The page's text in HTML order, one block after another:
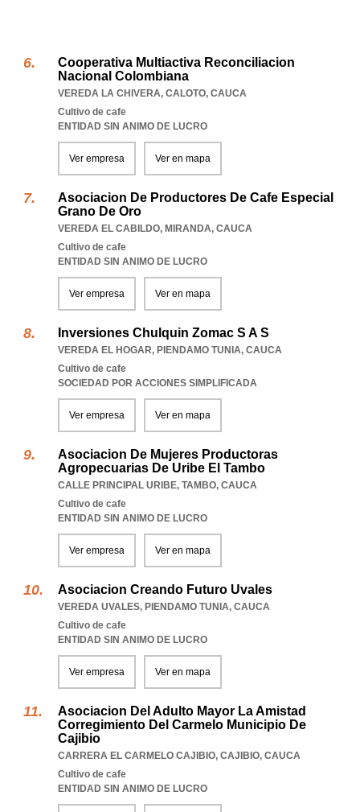
Cooperativa Multiactiva Reconciliacion
Nacional Colombiana
VEREDA LA CHIVERA, CALOTO, CAUCA
Cultivo de cafe
ENTIDAD SIN ANIMO DE LUCRO
Ver empresa Ver en mapa
Asociacion De Productores De Cafe Especial
Grano De Oro
VEREDA EL CABILDO, MIRANDA, CAUCA
Cultivo de cafe
ENTIDAD SIN ANIMO DE LUCRO
Ver empresa Ver en mapa
Inversiones Chulquin Zomac S A S
VEREDA EL HOGAR, PIENDAMO TUNIA, CAUCA
Cultivo de cafe
SOCIEDAD POR ACCIONES SIMPLIFICADA
Ver empresa Ver en mapa
Asociacion De Mujeres Productoras
Agropecuarias De Uribe El Tambo
CALLE PRINCIPAL URIBE, TAMBO, CAUCA
Cultivo de cafe
ENTIDAD SIN ANIMO DE LUCRO
Ver empresa Ver en mapa
Asociacion Creando Futuro Uvales
VEREDA UVALES, PIENDAMO TUNIA, CAUCA
Cultivo de cafe
ENTIDAD SIN ANIMO DE LUCRO
Ver empresa Ver en mapa
Asociacion Del Adulto Mayor La Amistad
Corregimiento Del Carmelo Municipio De
Cajibio
CARRERA EL CARMELO CAJIBIO, CAJIBIO, CAUCA
Cultivo de cafe
ENTIDAD SIN ANIMO DE LUCRO